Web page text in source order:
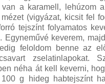
a karamell, lehúzom
(vigyázat, kicsit fel
tejszínt folyamatos
Egyneművé keverem,
feloldom benne az
zselatinlapokat.
néha át kell keverni,
g hideg habtejszínt